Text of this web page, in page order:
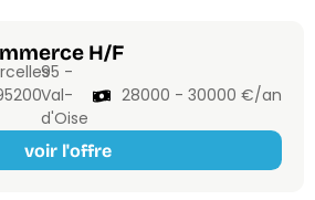
H/F
95 -
Val-
d'Oise
28000 - 30000 €/an
voir l'offre